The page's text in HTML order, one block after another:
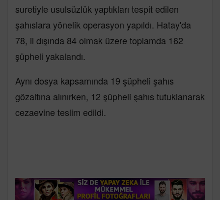
suretiyle usulsüzlük yaptıkları tespit edilen
şahıslara yönelik operasyon yapıldı. Hatay'da
78, il dışında 84 olmak üzere toplamda 162
şüpheli yakalandı.
Aynı dosya kapsamında 19 şüpheli şahıs
gözaltına alınırken, 12 şüpheli şahıs tutuklanarak
cezaevine teslim edildi.